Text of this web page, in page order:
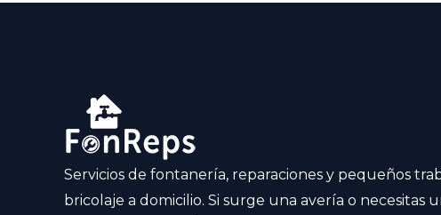
Servicios de fontanería, reparaciones y pequeños
bricolaje a domicilio. Si surge una avería o necesitas